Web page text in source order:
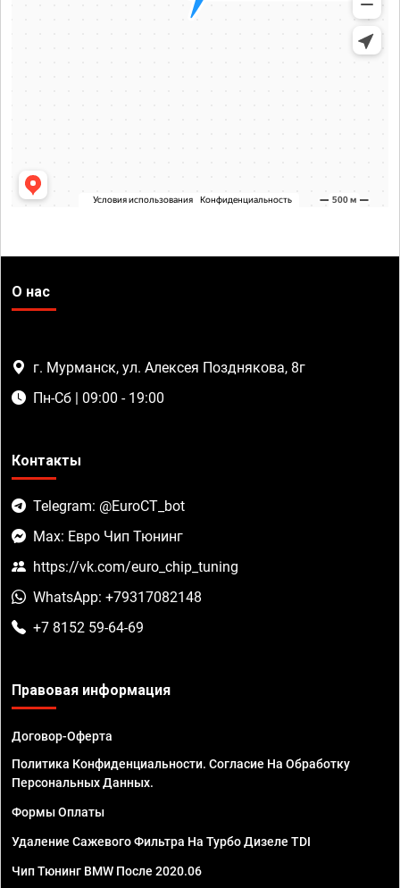
О нас
г. Мурманск, ул. Алексея Позднякова, 8г
Пн-Сб | 09:00 - 19:00
Контакты
Telegram: @EuroCT_bot
Max: Евро Чип Тюнинг
https://vk.com/euro_chip_tuning
WhatsApp: +79317082148
+7 8152 59-64-69
Правовая информация
Договор-Оферта
Политика Конфиденциальности. Согласие На Обработку
Персональных Данных.
Формы Оплаты
Удаление Сажевого Фильтра На Турбо Дизеле TDI
Чип Тюнинг BMW После 2020.06